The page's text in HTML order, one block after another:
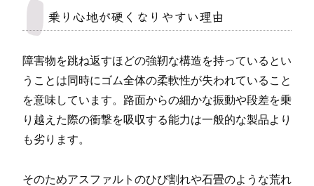
乗り心地が硬くなりやすい理由
障害物を跳ね返すほどの強靭な構造を持っているとい
うことは同時にゴム全体の柔軟性が失われていること
を意味しています。路面からの細かな振動や段差を乗
り越えた際の衝撃を吸収する能力は一般的な製品より
も劣ります。
そのためアスファルトのひび割れや石畳のような荒れ